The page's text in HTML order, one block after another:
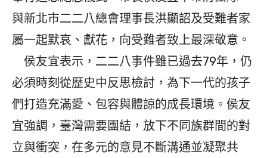
與新北市二二八總會理事長洪顯詔及受難者家
屬一起默哀、獻花，向受難者致上最深敬意。
侯友宜表示，二二八事件雖已過去79年，仍
必須時刻從歷史中反思檢討，為下一代的孩子
們打造充滿愛、包容與體諒的成長環境。侯友
宜強調，臺灣需要團結，放下不同族群間的對
立與衝突，在多元的意見不斷溝通並凝聚共